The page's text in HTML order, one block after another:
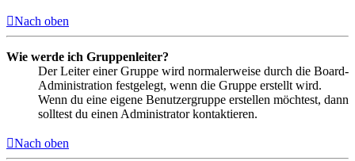
Nach oben
Wie werde ich Gruppenleiter?
Der Leiter einer Gruppe wird normalerweise durch die Board-
Administration festgelegt, wenn die Gruppe erstellt wird.
Wenn du eine eigene Benutzergruppe erstellen möchtest, dann
solltest du einen Administrator kontaktieren.
Nach oben